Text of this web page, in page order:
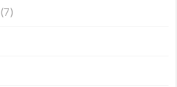
(7)